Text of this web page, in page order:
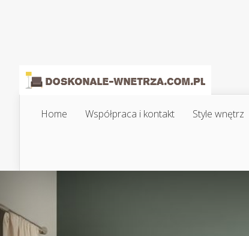
Home Współpraca i kontakt Style wnętrz